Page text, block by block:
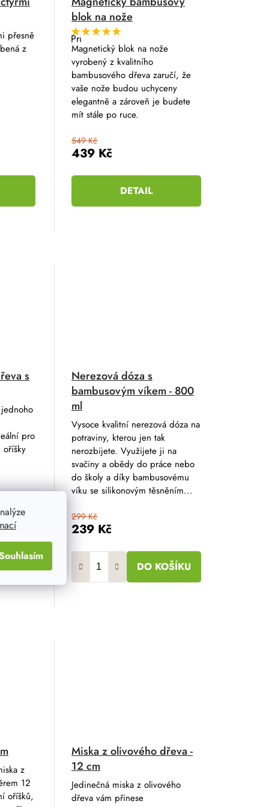
přesně
z
blok na nože
Průměrné
hodnocení
produktu
je
5,0
z
5
hvězdiček.
439 Kč
549 Kč
DETAIL
Magnetický blok na nože
vyrobený z kvalitního
bambusového dřeva zaručí, že
vaše nože budou uchyceny
elegantně a zároveň je budete
mít stále po ruce.
s
pro
oříšky
Nerezová dóza s
bambusovým víkem - 800
ml
239 Kč
299 Kč
DO KOŠÍKU
Vysoce kvalitní nerezová dóza na
potraviny, kterou jen tak
nerozbijete. Využijete ji na
svačiny a obědy do práce nebo
do školy a díky bambusovému
víku se silikonovým těsněním...
z
12
oříšků,
Miska z olivového dřeva -
12 cm
Jedinečná miska z olivového
dřeva vám přinese